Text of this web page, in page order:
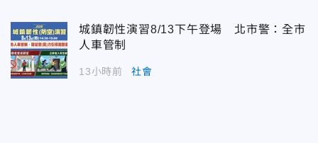
城鎮韌性演習8/13下午登場 北市警：全市
人車管制
13小時前 社會